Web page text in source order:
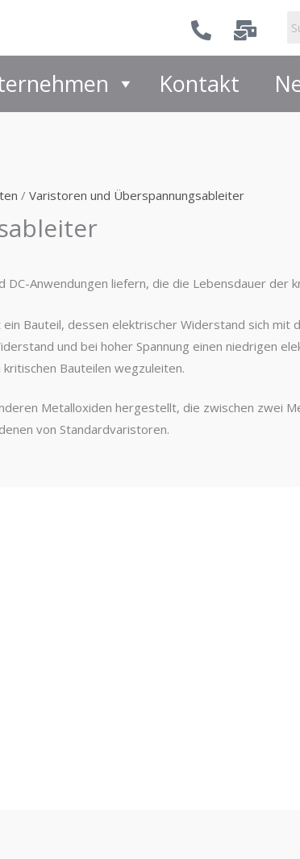
Kontakt
/ Varistoren und Überspannungsableiter
DC-Anwendungen liefern, die die Lebensdauer der
Bauteil, dessen elektrischer Widerstand sich mit
und bei hoher Spannung einen niedrigen
Bauteilen wegzuleiten.
Metalloxiden hergestellt, die zwischen zwei
von Standardvaristoren.